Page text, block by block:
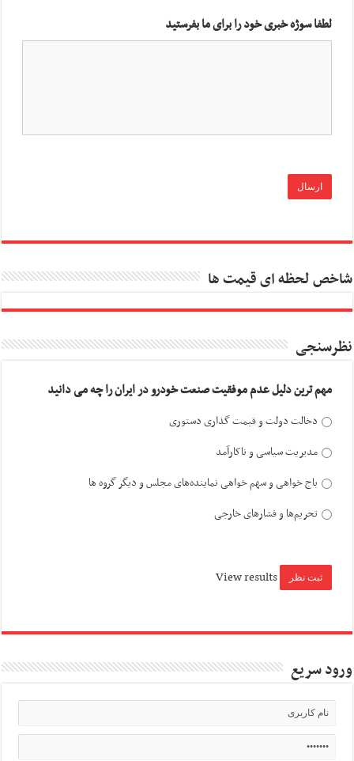
لطفا سوژه خبری خود را برای ما بفرستید
شاخص لحظه ای قیمت ها
نظرسنجی
مهم ترین دلیل عدم موفقیت صنعت خودرو در ایران را چه می دانید
دخالت دولت و قیمت گذاری دستوری
مدیریت سیاسی و ناکارآمد
باج خواهی و سهم خواهی نماینده‌های مجلس و دیگر گروه ها
تحریم‌ها و فشارهای خارجی
View results
ورود سریع